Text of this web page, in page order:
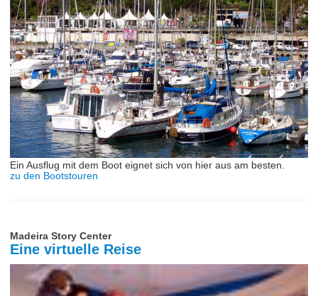
Ein Ausflug mit dem Boot eignet sich von hier aus am besten.
zu den Bootstouren
Madeira Story Center
Eine virtuelle Reise